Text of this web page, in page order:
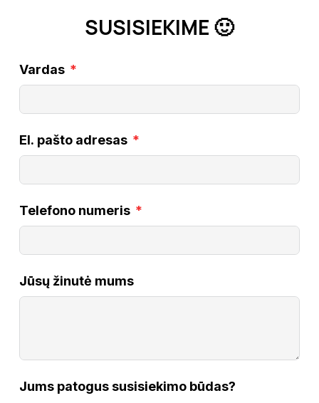
SUSISIEKIME 🙂
Vardas
El. pašto adresas
Telefono numeris
Jūsų žinutė mums
Jums patogus susisiekimo būdas?